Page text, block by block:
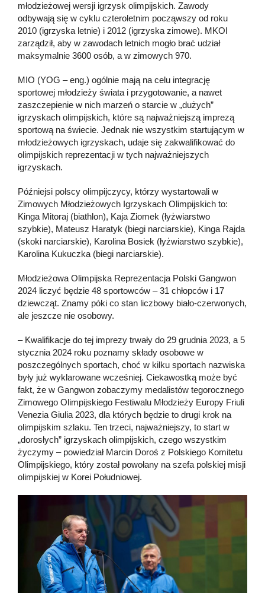
młodzieżowej wersji igrzysk olimpijskich. Zawody
odbywają się w cyklu czteroletnim począwszy od roku
2010 (igrzyska letnie) i 2012 (igrzyska zimowe). MKOl
zarządził, aby w zawodach letnich mogło brać udział
maksymalnie 3600 osób, a w zimowych 970.
MIO (YOG – eng.) ogólnie mają na celu integrację
sportowej młodzieży świata i przygotowanie, a nawet
zaszczepienie w nich marzeń o starcie w „dużych”
igrzyskach olimpijskich, które są najważniejszą imprezą
sportową na świecie. Jednak nie wszystkim startującym w
młodzieżowych igrzyskach, udaje się zakwalifikować do
olimpijskich reprezentacji w tych najważniejszych
igrzyskach.
Późniejsi polscy olimpijczycy, którzy wystartowali w
Zimowych Młodzieżowych Igrzyskach Olimpijskich to:
Kinga Mitoraj (biathlon), Kaja Ziomek (łyżwiarstwo
szybkie), Mateusz Haratyk (biegi narciarskie), Kinga Rajda
(skoki narciarskie), Karolina Bosiek (łyżwiarstwo szybkie),
Karolina Kukuczka (biegi narciarskie).
Młodzieżowa Olimpijska Reprezentacja Polski Gangwon
2024 liczyć będzie 48 sportowców – 31 chłopców i 17
dziewcząt. Znamy póki co stan liczbowy biało-czerwonych,
ale jeszcze nie osobowy.
– Kwalifikacje do tej imprezy trwały do 29 grudnia 2023, a 5
stycznia 2024 roku poznamy składy osobowe w
poszczególnych sportach, choć w kilku sportach nazwiska
były już wyklarowane wcześniej. Ciekawostką może być
fakt, że w Gangwon zobaczymy medalistów tegorocznego
Zimowego Olimpijskiego Festiwalu Młodzieży Europy Friuli
Venezia Giulia 2023, dla których będzie to drugi krok na
olimpijskim szlaku. Ten trzeci, najważniejszy, to start w
„dorosłych” igrzyskach olimpijskich, czego wszystkim
życzymy – powiedział Marcin Doroś z Polskiego Komitetu
Olimpijskiego, który został powołany na szefa polskiej misji
olimpijskiej w Korei Południowej.